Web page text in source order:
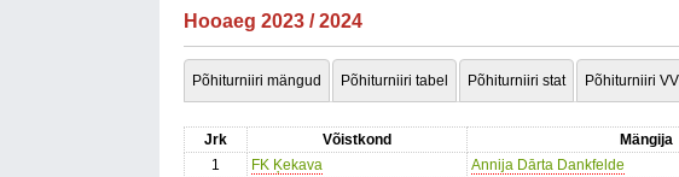
Hooaeg 2023 / 2024
Põhiturniiri mängud Põhiturniiri tabel Põhiturniiri stat Põhiturniiri
Jrk Võistkond Mängija
1
FK Ķekava Annija Dārta Dankfelde